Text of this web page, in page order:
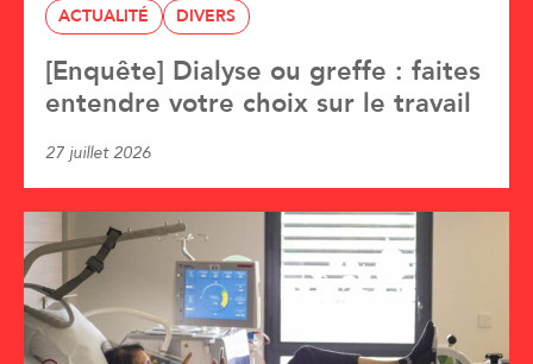
ACTUALITÉ DIVERS
[Enquête] Dialyse ou greffe : faites
entendre votre choix sur le travail
27 juillet 2026